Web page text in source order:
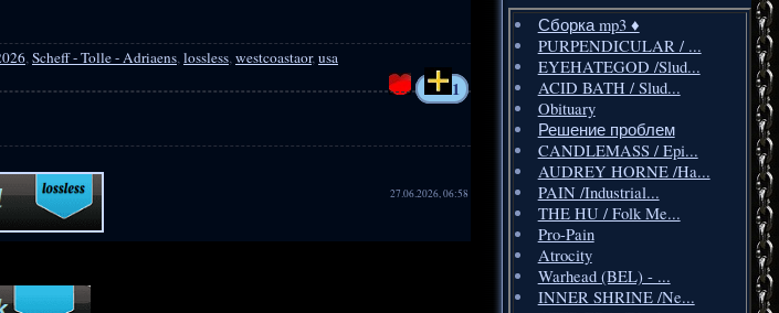
,Scheff - Tolle - Adriaens,lossless,westcoastaor,usa
1
27.06.2026, 06:58
Сборка mp3 ♦️
PURPENDICULAR / ...
EYEHATEGOD /Slud...
ACID BATH / Slud...
Obituary
Решение проблем
CANDLEMASS / Epi...
AUDREY HORNE /Ha...
PAIN /Industrial...
THE HU / Folk Me...
Pro-Pain
Atrocity
Warhead (BEL) - ...
INNER SHRINE /Ne...